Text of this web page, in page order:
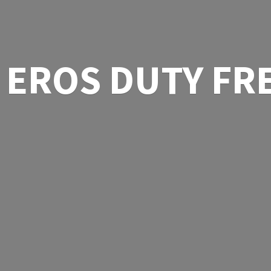
EROS DUTY